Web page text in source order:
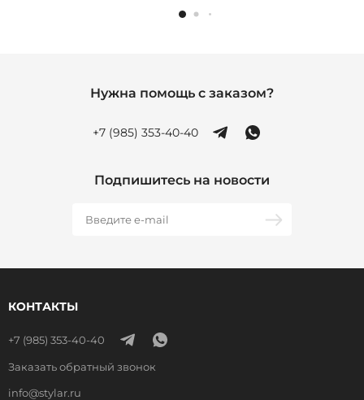
Нужна помощь с заказом?
+7 (985) 353-40-40
Подпишитесь на новости
КОНТАКТЫ
+7 (985) 353-40-40
Заказать обратный звонок
info@stylar.ru